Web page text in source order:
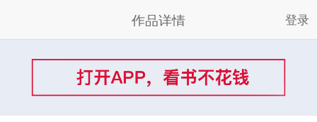
作品详情 登录